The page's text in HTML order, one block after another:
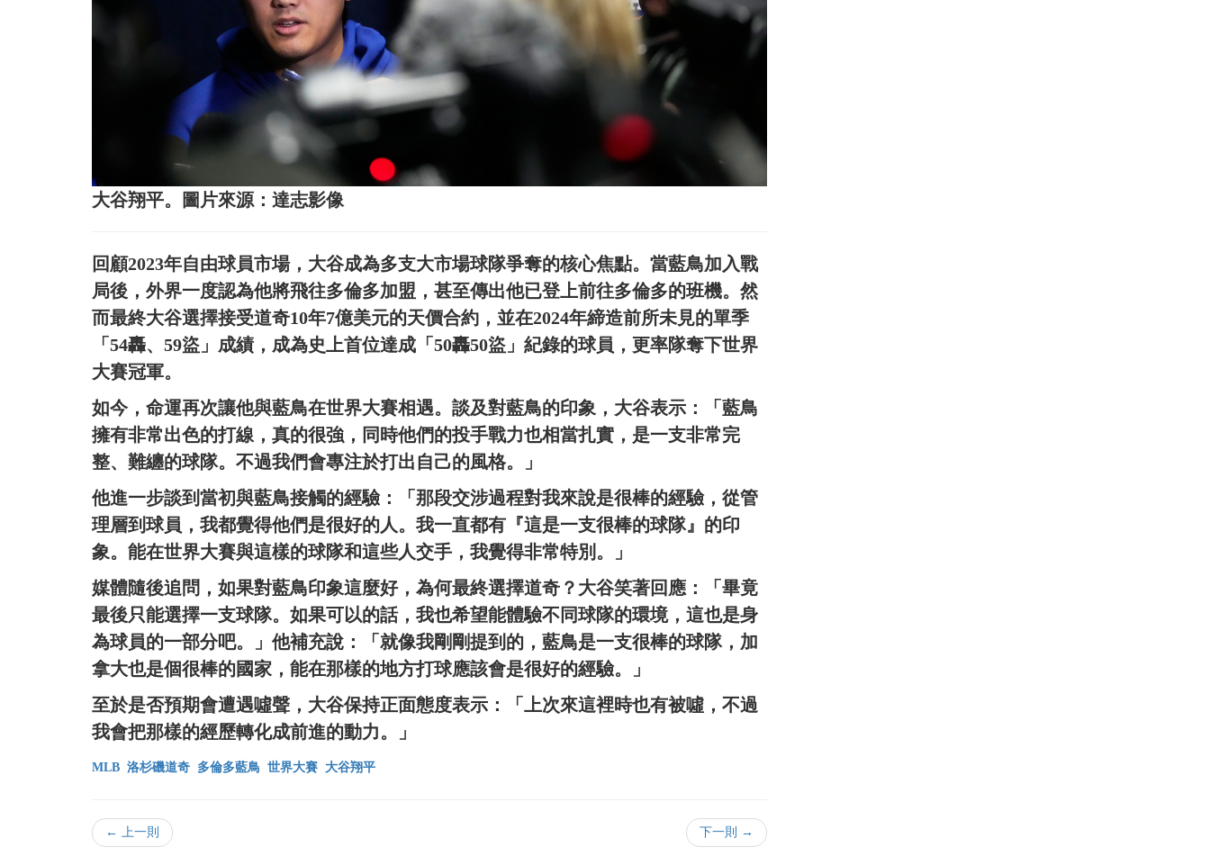
大谷翔平。圖片來源：達志影像
回顧2023年自由球員市場，大谷成為多支大市場球隊爭奪的核心焦點。當藍鳥加入戰
局後，外界一度認為他將飛往多倫多加盟，甚至傳出他已登上前往多倫多的班機。然
而最終大谷選擇接受道奇10年7億美元的天價合約，並在2024年締造前所未見的單季
「54轟、59盜」成績，成為史上首位達成「50轟50盜」紀錄的球員，更率隊奪下世界
大賽冠軍。
如今，命運再次讓他與藍鳥在世界大賽相遇。談及對藍鳥的印象，大谷表示：「藍鳥
擁有非常出色的打線，真的很強，同時他們的投手戰力也相當扎實，是一支非常完
整、難纏的球隊。不過我們會專注於打出自己的風格。」
他進一步談到當初與藍鳥接觸的經驗：「那段交涉過程對我來說是很棒的經驗，從管
理層到球員，我都覺得他們是很好的人。我一直都有『這是一支很棒的球隊』的印
象。能在世界大賽與這樣的球隊和這些人交手，我覺得非常特別。」
媒體隨後追問，如果對藍鳥印象這麼好，為何最終選擇道奇？大谷笑著回應：「畢竟
最後只能選擇一支球隊。如果可以的話，我也希望能體驗不同球隊的環境，這也是身
為球員的一部分吧。」他補充說：「就像我剛剛提到的，藍鳥是一支很棒的球隊，加
拿大也是個很棒的國家，能在那樣的地方打球應該會是很好的經驗。」
至於是否預期會遭遇噓聲，大谷保持正面態度表示：「上次來這裡時也有被噓，不過
我會把那樣的經歷轉化成前進的動力。」
MLB 洛杉磯道奇 多倫多藍鳥 世界大賽 大谷翔平
← 上一則 下一則 →